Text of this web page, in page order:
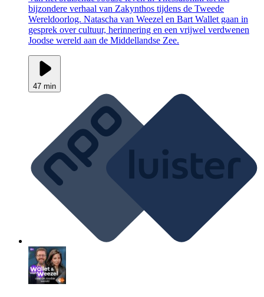
bijzondere verhaal van Zakynthos tijdens de Tweede
Wereldoorlog. Natascha van Weezel en Bart Wallet gaan in
gesprek over cultuur, herinnering en een vrijwel verdwenen
Joodse wereld aan de Middellandse Zee.
47 min